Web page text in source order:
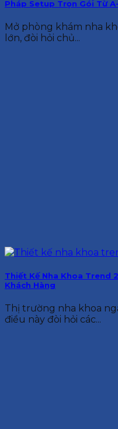
Pháp Setup Trọn Gói Từ
Mở phòng khám nha
lớn, đòi hỏi chủ...
Thiết Kế Nha Khoa Trend
Khách Hàng
Thị trường nha khoa
điều này đòi hỏi các...